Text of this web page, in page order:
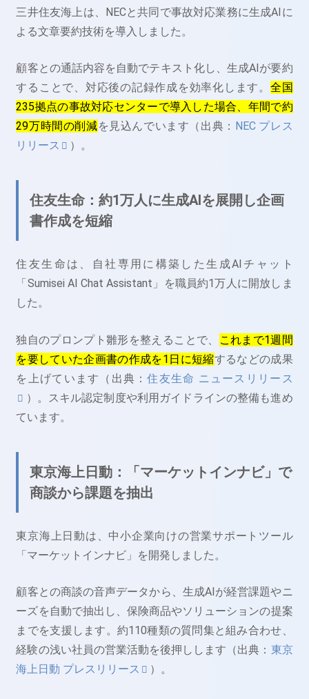
三井住友海上は、NECと共同で事故対応業務に生成AIに
よる文章要約技術を導入しました。
顧客との通話内容を自動でテキスト化し、生成AIが要約
することで、対応後の記録作成を効率化します。 全国
235拠点の事故対応センターで導入した場合、年間で約
29万時間の削減を見込んでいます（出典： NEC プレス
リリース
）。
住友生命：約1万人に生成AIを展開し企画
書作成を短縮
住友生命は、自社専用に構築した生成AIチャット
「Sumisei AI Chat Assistant」を職員約1万人に開放しま
した。
独自のプロンプト雛形を整えることで、
これまで1週間
を要していた企画書の作成を1日に短縮するなどの成果
を上げています（出典：住友生命 ニュースリリース
）。スキル認定制度や利用ガイドラインの整備も進め
ています。
東京海上日動：「マーケットインナビ」で
商談から課題を抽出
東京海上日動は、中小企業向けの営業サポートツール
「マーケットインナビ」を開発しました。
顧客との商談の音声データから、生成AIが経営課題やニ
ーズを自動で抽出し、保険商品やソリューションの提案
までを支援します。約110種類の質問集と組み合わせ、
経験の浅い社員の営業活動を後押しします（出典： 東京
海上日動 プレスリリース
）。